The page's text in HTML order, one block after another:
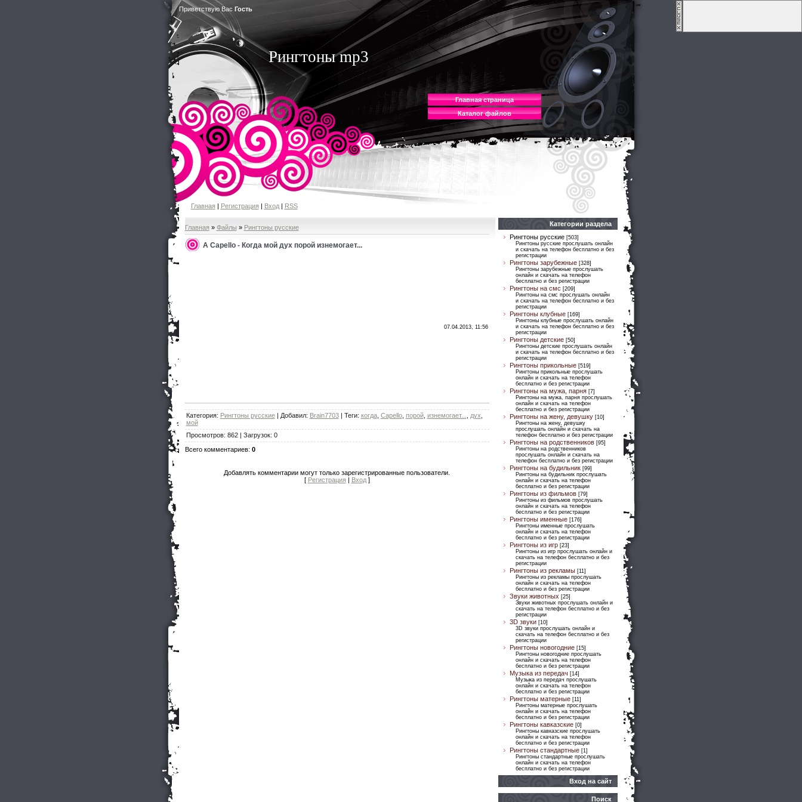
Приветствую Вас Гость
Главная страница
Каталог файлов
Рингтоны mp3
Главная| Регистрация| Вход| RSS
Главная » Файлы » Рингтоны русские
А Сapello - Когда мой дух порой изнемогает...
07.04.2013, 11:56
Категория: Рингтоны русские| Добавил: Brain7703 | Теги: когда, Сapello, порой, изнемогает... дух
мой
Просмотров: 862| Загрузок: 0
Всего комментариев: 0
Добавлять комментарии могут только зарегистрированные пользователи.
[ Регистрация| Вход]
Категории раздела
Рингтоны русские [503]
Рингтоны русские прослушать онлайн
и скачать на телефон бесплатно и без
регистрации
Рингтоны зарубежные [328]
Рингтоны зарубежные прослушать
онлайн и скачать на телефон
бесплатно и без регистрации
Рингтоны на смс [209]
Рингтоны на смс прослушать онлайн
и скачать на телефон бесплатно и без
регистрации
Рингтоны клубные [169]
Рингтоны клубные прослушать онлайн
и скачать на телефон бесплатно и без
регистрации
Рингтоны детские [50]
Рингтоны детские прослушать онлайн
и скачать на телефон бесплатно и без
регистрации
Рингтоны прикольные [519]
Рингтоны прикольные прослушать
онлайн и скачать на телефон
бесплатно и без регистрации
Рингтоны на мужа, парня [7]
Рингтоны на мужа, парня прослушать
онлайн и скачать на телефон
бесплатно и без регистрации
Рингтоны на жену, девушку [10]
Рингтоны на жену, девушку
прослушать онлайн и скачать на
телефон бесплатно и без регистрации
Рингтоны на родственников [95]
Рингтоны на родственников
прослушать онлайн и скачать на
телефон бесплатно и без регистрации
Рингтоны на будильник [99]
Рингтоны на будильник прослушать
онлайн и скачать на телефон
бесплатно и без регистрации
Рингтоны из фильмов [79]
Рингтоны из фильмов прослушать
онлайн и скачать на телефон
бесплатно и без регистрации
Рингтоны именные [176]
Рингтоны именные прослушать
онлайн и скачать на телефон
бесплатно и без регистрации
Рингтоны из игр [23]
Рингтоны из игр прослушать онлайн и
скачать на телефон бесплатно и без
регистрации
Рингтоны из рекламы [11]
Рингтоны из рекламы прослушать
онлайн и скачать на телефон
бесплатно и без регистрации
Звуки животных [25]
Звуки животных прослушать онлайн и
скачать на телефон бесплатно и без
регистрации
3D звуки [10]
3D звуки прослушать онлайн и
скачать на телефон бесплатно и без
регистрации
Рингтоны новогодние [15]
Рингтоны новогодние прослушать
онлайн и скачать на телефон
бесплатно и без регистрации
Музыка из передач [14]
Музыка из передач прослушать
онлайн и скачать на телефон
бесплатно и без регистрации
Рингтоны матерные [11]
Рингтоны матерные прослушать
онлайн и скачать на телефон
бесплатно и без регистрации
Рингтоны кавказские [0]
Рингтоны кавказские прослушать
онлайн и скачать на телефон
бесплатно и без регистрации
Рингтоны стандартные [1]
Рингтоны стандартные прослушать
онлайн и скачать на телефон
бесплатно и без регистрации
Вход на сайт
Поиск